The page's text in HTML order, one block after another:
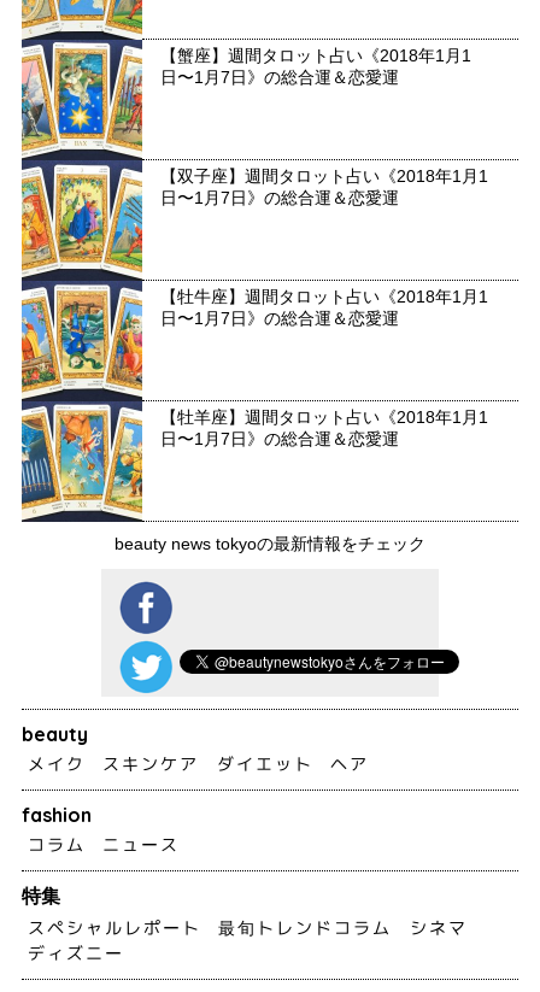
【蟹座】週間タロット占い《2018年1月1
日〜1月7日》の総合運＆恋愛運
【双子座】週間タロット占い《2018年1月1
日〜1月7日》の総合運＆恋愛運
【牡牛座】週間タロット占い《2018年1月1
日〜1月7日》の総合運＆恋愛運
【牡羊座】週間タロット占い《2018年1月1
日〜1月7日》の総合運＆恋愛運
beauty news tokyoの最新情報をチェック
beauty
メイク
スキンケア ダイエット ヘア
fashion
コラム
ニュース
特集
スペシャルレポート
最旬トレンドコラム
シネマ
ディズニー